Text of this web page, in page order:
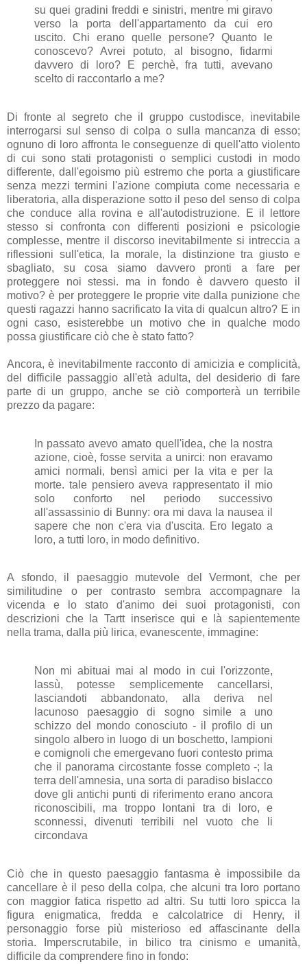
su quei gradini freddi e sinistri, mentre mi giravo
verso la porta dell'appartamento da cui ero
uscito. Chi erano quelle persone? Quanto le
conoscevo? Avrei potuto, al bisogno, fidarmi
davvero di loro? E perchè, fra tutti, avevano
scelto di raccontarlo a me?
Di fronte al segreto che il gruppo custodisce, inevitabile
interrogarsi sul senso di colpa o sulla mancanza di esso;
ognuno di loro affronta le conseguenze di quell'atto violento
di cui sono stati protagonisti o semplici custodi in modo
differente, dall'egoismo più estremo che porta a giustificare
senza mezzi termini l'azione compiuta come necessaria e
liberatoria, alla disperazione sotto il peso del senso di colpa
che conduce alla rovina e all'autodistruzione. E il lettore
stesso si confronta con differenti posizioni e psicologie
complesse, mentre il discorso inevitabilmente si intreccia a
riflessioni sull'etica, la morale, la distinzione tra giusto e
sbagliato, su cosa siamo davvero pronti a fare per
proteggere noi stessi. ma in fondo è davvero questo il
motivo? è per proteggere le proprie vite dalla punizione che
questi ragazzi hanno sacrificato la vita di qualcun altro? E in
ogni caso, esisterebbe un motivo che in qualche modo
possa giustificare ciò che è stato fatto?
Ancora, è inevitabilmente racconto di amicizia e complicità,
del difficile passaggio all'età adulta, del desiderio di fare
parte di un gruppo, anche se ciò comporterà un terribile
prezzo da pagare:
In passato avevo amato quell'idea, che la nostra
azione, cioè, fosse servita a unirci: non eravamo
amici normali, bensì amici per la vita e per la
morte. tale pensiero aveva rappresentato il mio
solo conforto nel periodo successivo
all'assassinio di Bunny: ora mi dava la nausea il
sapere che non c'era via d'uscita. Ero legato a
loro, a tutti loro, in modo definitivo.
A sfondo, il paesaggio mutevole del Vermont, che per
similitudine o per contrasto sembra accompagnare la
vicenda e lo stato d'animo dei suoi protagonisti, con
descrizioni che la Tartt inserisce qui e là sapientemente
nella trama, dalla più lirica, evanescente, immagine:
Non mi abituai mai al modo in cui l'orizzonte,
lassù, potesse semplicemente cancellarsi,
lasciandoti abbandonato, alla deriva nel
lacunoso paesaggio di sogno simile a uno
schizzo del mondo conosciuto - il profilo di un
singolo albero in luogo di un boschetto, lampioni
e comignoli che emergevano fuori contesto prima
che il panorama circostante fosse completo -; la
terra dell'amnesia, una sorta di paradiso bislacco
dove gli antichi punti di riferimento erano ancora
riconoscibili, ma troppo lontani tra di loro, e
sconnessi, divenuti terribili nel vuoto che li
circondava
Ciò che in questo paesaggio fantasma è impossibile da
cancellare è il peso della colpa, che alcuni tra loro portano
con maggior fatica rispetto ad altri. Su tutti loro spicca la
figura enigmatica, fredda e calcolatrice di Henry, il
personaggio forse più misterioso ed affascinante della
storia. Imperscrutabile, in bilico tra cinismo e umanità,
difficile da comprendere fino in fondo: